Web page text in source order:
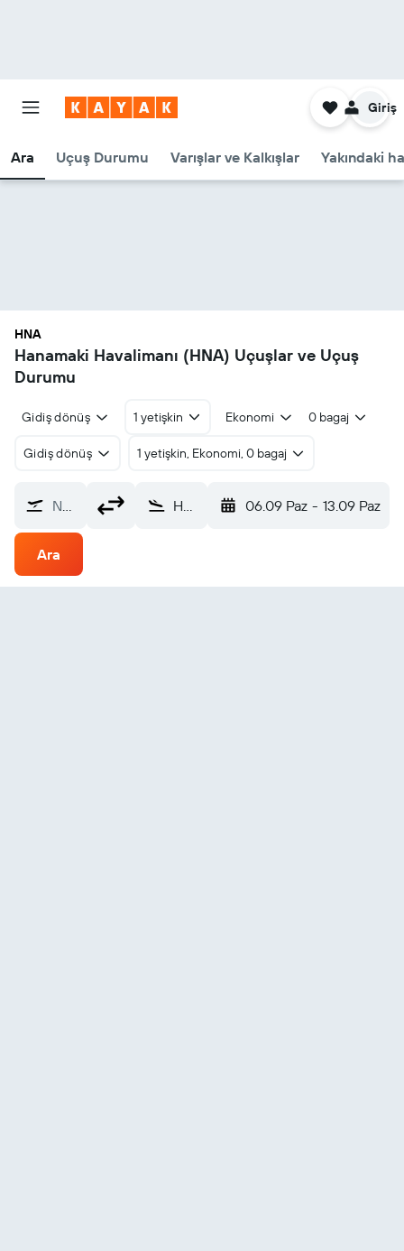
Ara Uçuş Durumu Varışlar ve Kalkışlar Yakındaki
Giriş
HNA
Hanamaki Havalimanı (HNA) Uçuşlar ve Uçuş
Durumu
Gidiş dönüş 1 yetişkin Ekonomi 0 bagaj
Gidiş dönüş 1 yetişkin, Ekonomi, 0 bagaj
Nereden? Hanamaki (HNA) 06.09 Paz - 13.09 Paz
Ara